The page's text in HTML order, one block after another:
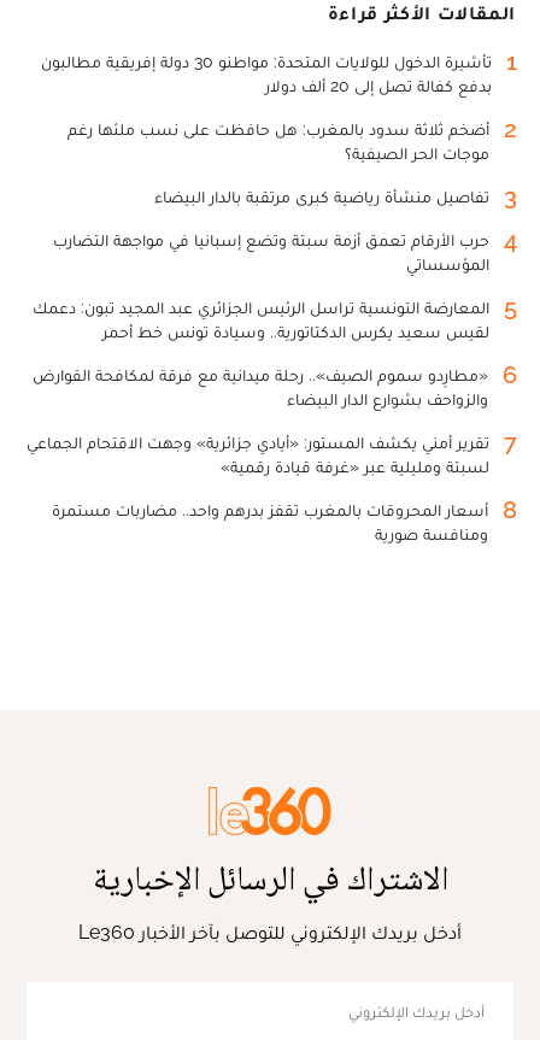
المقالات الأكثر قراءة
1
تأشيرة الدخول للولايات المتحدة: مواطنو 30 دولة إفريقية مطالبون
بدفع كفالة تصل إلى 20 ألف دولار
2
أضخم ثلاثة سدود بالمغرب: هل حافظت على نسب ملئها رغم
موجات الحر الصيفية؟
3 تفاصيل منشأة رياضية كبرى مرتقبة بالدار البيضاء
4
حرب الأرقام تعمق أزمة سبتة وتضع إسبانيا في مواجهة التضارب
المؤسساتي
5
المعارضة التونسية تراسل الرئيس الجزائري عبد المجيد تبون: دعمك
لقيس سعيد يكرس الدكتاتورية.. وسيادة تونس خط أحمر
6
«مطارِدو سموم الصيف».. رحلة ميدانية مع فرقة لمكافحة القوارض
والزواحف بشوارع الدار البيضاء
7
تقرير أمني يكشف المستور: «أيادي جزائرية» وجهت الاقتحام الجماعي
لسبتة ومليلية عبر «غرفة قيادة رقمية»
8
أسعار المحروقات بالمغرب تقفز بدرهم واحد.. مضاربات مستمرة
ومنافسة صورية
الاشتراك في الرسائل الإخبارية
أدخل بريدك الإلكتروني للتوصل بآخر الأخبار Le360